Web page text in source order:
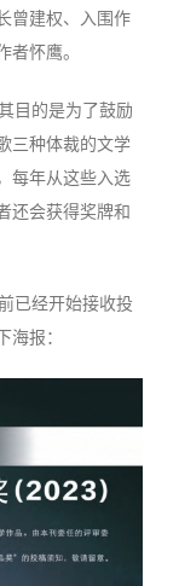
曾建权、入围作
怀鹰。
目的是为了鼓励
三种体裁的文学
每年从这些入选
还会获得奖牌和
已经开始接收投
报：